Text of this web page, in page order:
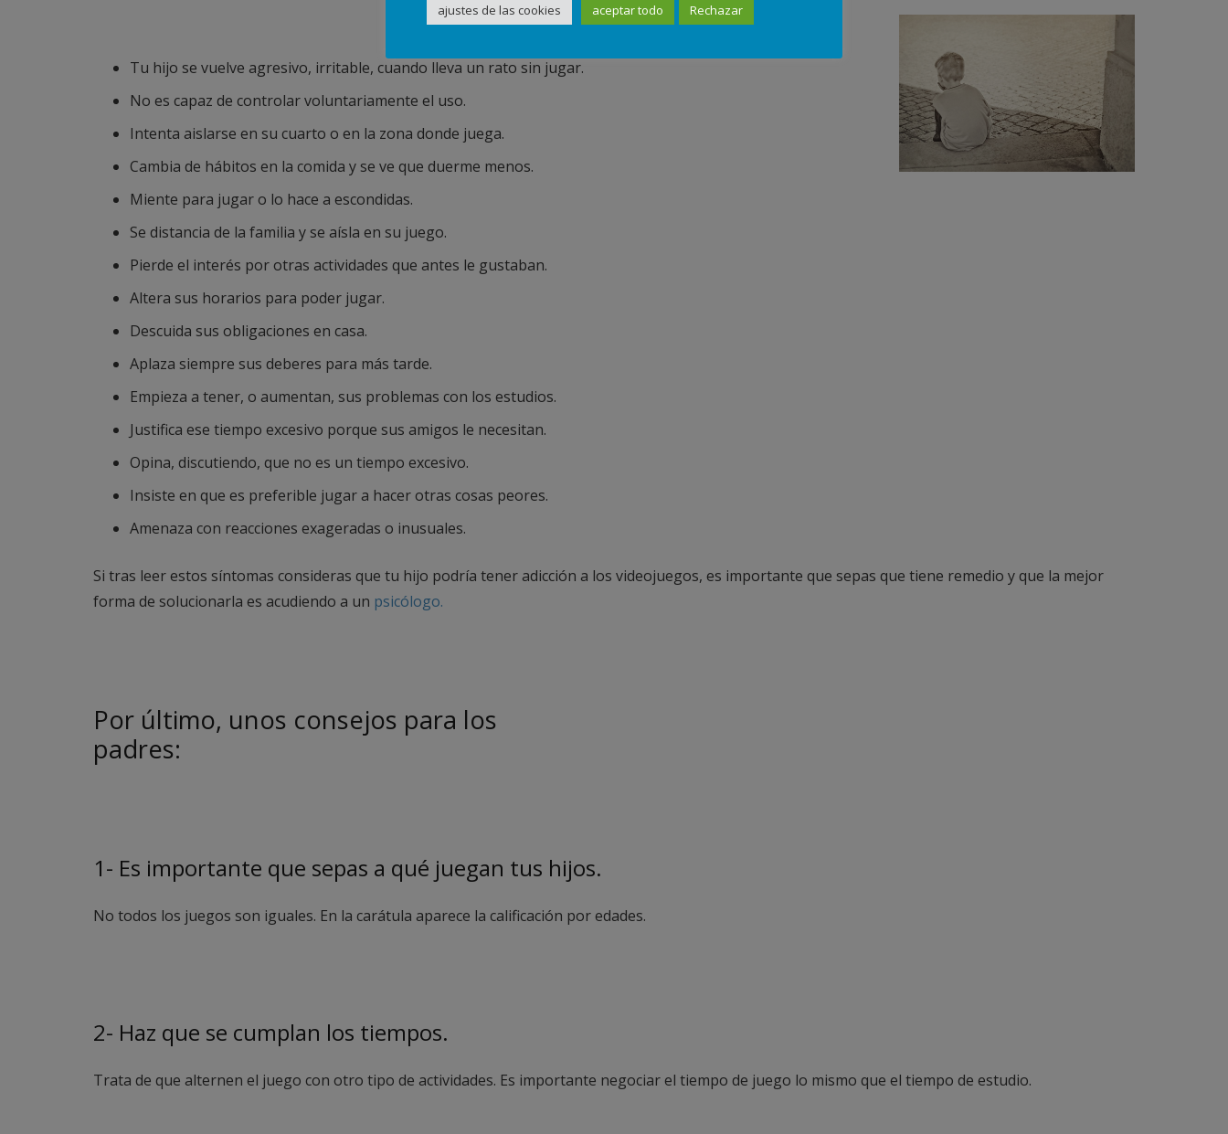
Tu hijo se vuelve agresivo, irritable, cuando lleva un rato sin jugar.
No es capaz de controlar voluntariamente el uso.
Intenta aislarse en su cuarto o en la zona donde juega.
Cambia de hábitos en la comida y se ve que duerme menos.
Miente para jugar o lo hace a escondidas.
Se distancia de la familia y se aísla en su juego.
Pierde el interés por otras actividades que antes le gustaban.
Altera sus horarios para poder jugar.
Descuida sus obligaciones en casa.
Aplaza siempre sus deberes para más tarde.
Empieza a tener, o aumentan, sus problemas con los estudios.
Justifica ese tiempo excesivo porque sus amigos le necesitan.
Opina, discutiendo, que no es un tiempo excesivo.
Insiste en que es preferible jugar a hacer otras cosas peores.
Amenaza con reacciones exageradas o inusuales.
Si tras leer estos síntomas consideras que tu hijo podría tener adicción a los videojuegos, es importante que sepas que tiene remedio y que la mejor
forma de solucionarla es acudiendo a un psicólogo.
Por último, unos consejos para los
padres:
1- Es importante que sepas a qué juegan tus hijos.
No todos los juegos son iguales. En la carátula aparece la calificación por edades.
2- Haz que se cumplan los tiempos.
Trata de que alternen el juego con otro tipo de actividades. Es importante negociar el tiempo de juego lo mismo que el tiempo de estudio.
ajustes de las cookies aceptar todo Rechazar